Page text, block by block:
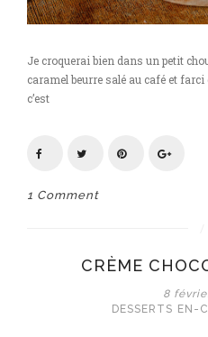
Je croquerai bien dans un petit
caramel beurre salé au café et farci
c’est
1 Comment
CRÈME
8
DESSERTS EN-